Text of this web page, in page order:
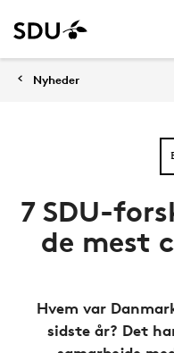
Nyheder
7 SDU-
de mest
Hvem var
sidste år? Det